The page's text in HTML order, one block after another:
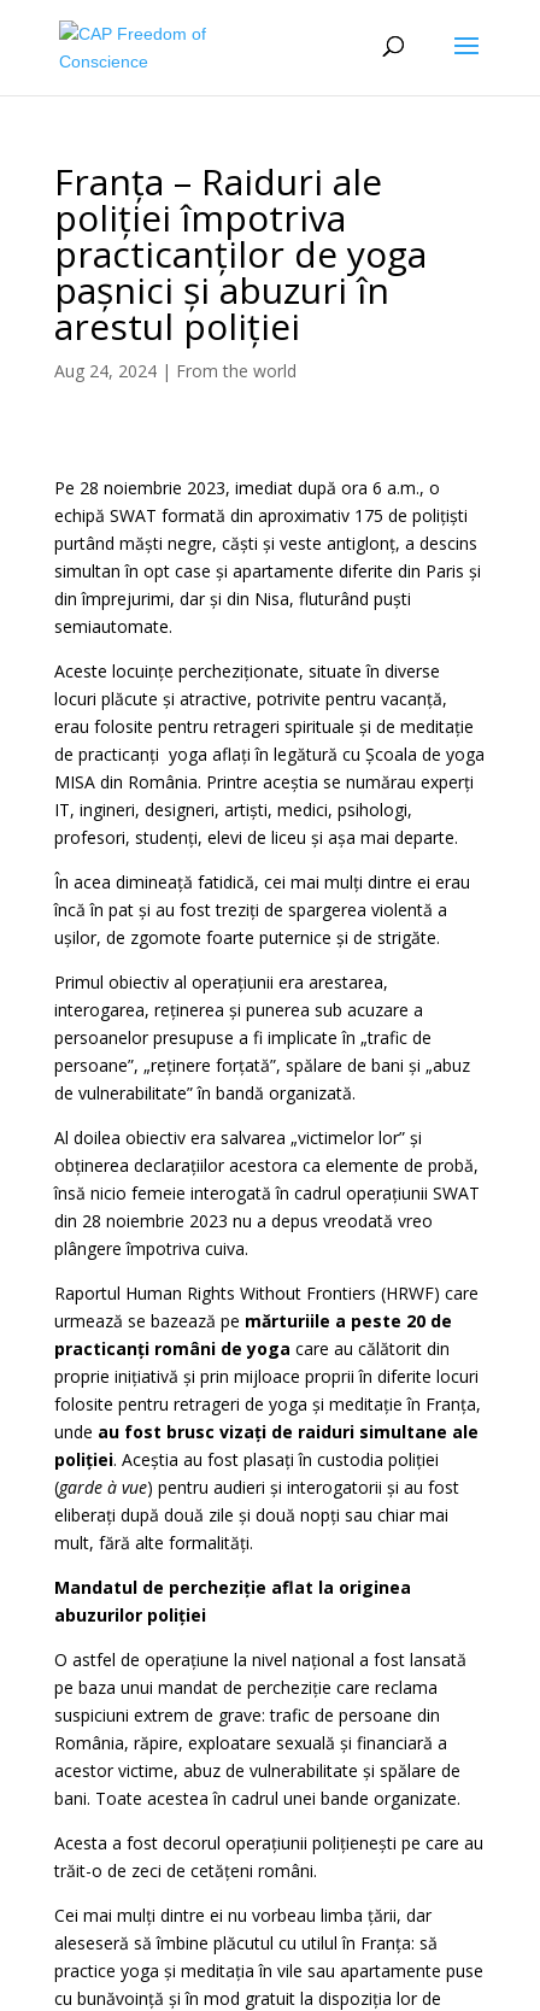
Franța – Raiduri ale
poliției împotriva
practicanților de yoga
pașnici și abuzuri în
arestul poliției
Aug 24, 2024| From the world
Pe 28 noiembrie 2023, imediat după ora 6 a.m., o
echipă SWAT formată din aproximativ 175 de polițiști
purtând măști negre, căști și veste antiglonț, a descins
simultan în opt case și apartamente diferite din Paris și
din împrejurimi, dar și din Nisa, fluturând puști
semiautomate.
Aceste locuințe percheziționate, situate în diverse
locuri plăcute și atractive, potrivite pentru vacanță,
erau folosite pentru retrageri spirituale și de meditație
de practicanți yoga aflați în legătură cu Școala de yoga
MISA din România. Printre aceștia se numărau experți
IT, ingineri, designeri, artiști, medici, psihologi,
profesori, studenți, elevi de liceu și așa mai departe.
În acea dimineață fatidică, cei mai mulți dintre ei erau
încă în pat și au fost treziți de spargerea violentă a
ușilor, de zgomote foarte puternice și de strigăte.
Primul obiectiv al operațiunii era arestarea,
interogarea, reținerea și punerea sub acuzare a
persoanelor presupuse a fi implicate în „trafic de
persoane”, „reținere forțată”, spălare de bani și „abuz
de vulnerabilitate” în bandă organizată.
Al doilea obiectiv era salvarea „victimelor lor” și
obținerea declarațiilor acestora ca elemente de probă,
însă nicio femeie interogată în cadrul operațiunii SWAT
din 28 noiembrie 2023 nu a depus vreodată vreo
plângere împotriva cuiva.
Raportul Human Rights Without Frontiers (HRWF) care
urmează se bazează pe mărturiile a peste 20 de
practicanți români de yoga care au călătorit din
proprie inițiativă și prin mijloace proprii în diferite locuri
folosite pentru retrageri de yoga și meditație în Franța,
unde au fost brusc vizați de raiduri simultane ale
poliției. Aceștia au fost plasați în custodia poliției
(garde à vue) pentru audieri și interogatorii și au fost
eliberați după două zile și două nopți sau chiar mai
mult, fără alte formalități.
Mandatul de percheziție aflat la originea
abuzurilor poliției
O astfel de operațiune la nivel național a fost lansată
pe baza unui mandat de percheziție care reclama
suspiciuni extrem de grave: trafic de persoane din
România, răpire, exploatare sexuală și financiară a
acestor victime, abuz de vulnerabilitate și spălare de
bani. Toate acestea în cadrul unei bande organizate.
Acesta a fost decorul operațiunii polițienești pe care au
trăit-o de zeci de cetățeni români.
Cei mai mulți dintre ei nu vorbeau limba țării, dar
aleseseră să îmbine plăcutul cu utilul în Franța: să
practice yoga și meditația în vile sau apartamente puse
cu bunăvoință și în mod gratuit la dispoziția lor de